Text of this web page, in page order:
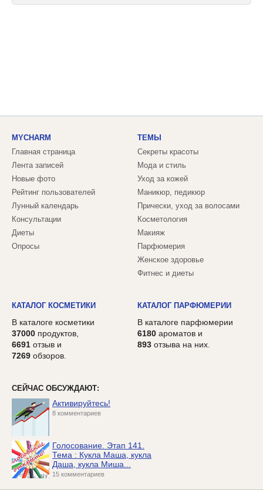
MYCHARM
Главная страница
Лента записей
Новые фото
Рейтинг пользователей
Лунный календарь
Консультации
Диеты
Опросы
ТЕМЫ
Секреты красоты
Мода и стиль
Уход за кожей
Маникюр, педикюр
Прически, уход за волосами
Косметология
Макияж
Парфюмерия
Женское здоровье
Фитнес и диеты
КАТАЛОГ КОСМЕТИКИ
В каталоге косметики
37000 продуктов,
6691 отзыв и
7269 обзоров.
КАТАЛОГ ПАРФЮМЕРИИ
В каталоге парфюмерии
6180 ароматов и
893 отзыва на них.
СЕЙЧАС ОБСУЖДАЮТ:
Активируйтесь!
8 комментариев
Голосование. Этап 141.
Тема : Кукла Маша, кукла
Даша, кукла Миша...
15 комментариев